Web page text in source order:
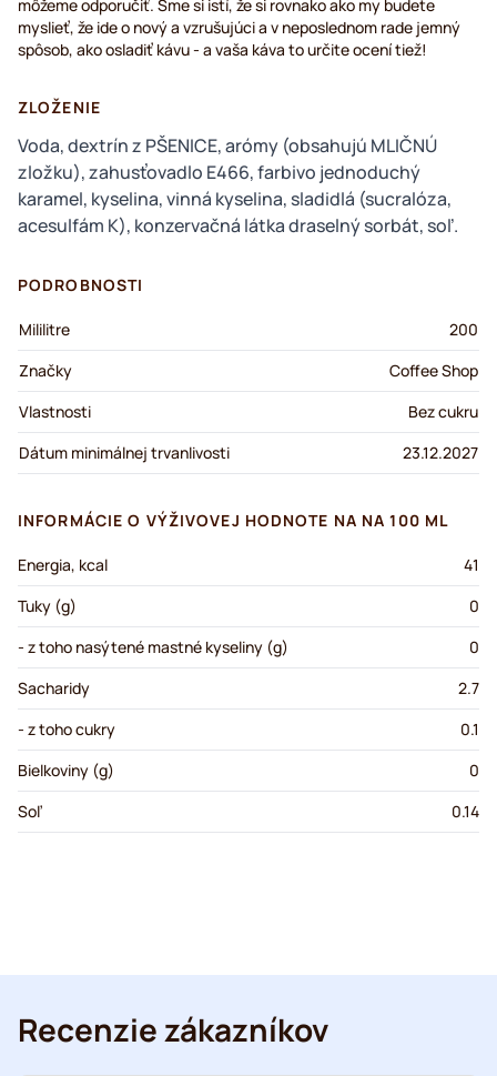
môžeme odporučiť. Sme si istí, že si rovnako ako my budete
myslieť, že ide o nový a vzrušujúci a v neposlednom rade jemný
spôsob, ako osladiť kávu - a vaša káva to určite ocení tiež!
ZLOŽENIE
Voda, dextrín z PŠENICE, arómy (obsahujú MLIČNÚ
zložku), zahusťovadlo E466, farbivo jednoduchý
karamel, kyselina, vinná kyselina, sladidlá (sucralóza,
acesulfám K), konzervačná látka draselný sorbát, soľ.
PODROBNOSTI
Mililitre
200
Značky
Coffee Shop
Vlastnosti
Bez cukru
Dátum minimálnej trvanlivosti
23.12.2027
INFORMÁCIE O VÝŽIVOVEJ HODNOTE NA NA 100 ML
Energia, kcal
41
Tuky (g)
0
- z toho nasýtené mastné kyseliny (g)
0
Sacharidy
2.7
- z toho cukry
0.1
Bielkoviny (g)
0
Soľ
0.14
Recenzie zákazníkov